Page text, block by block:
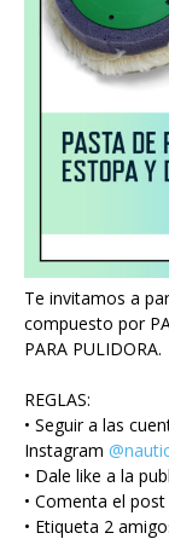
Te invitamos a
compuesto por
PARA PULIDORA.
REGLAS:
• Seguir a las
Instagram
• Dale like a la
• Comenta el post
• Etiqueta 2